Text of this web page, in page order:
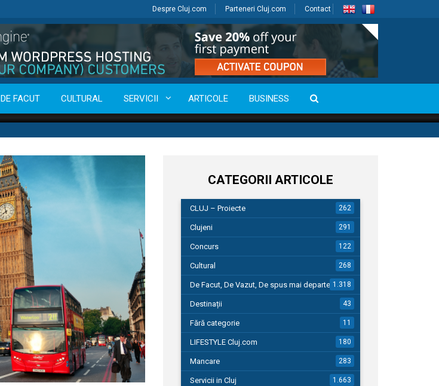
Despre Cluj.com Parteneri Cluj.com Contact
DE FACUT CULTURAL SERVICII ARTICOLE BUSINESS
CATEGORII ARTICOLE
CLUJ – Proiecte 262
Clujeni 291
Concurs 122
Cultural 268
De Facut, De Vazut, De spus mai departe…1.318
Destinații 43
Fără categorie 11
LIFESTYLE Cluj.com 180
Mancare 283
Servicii in Cluj 1.663